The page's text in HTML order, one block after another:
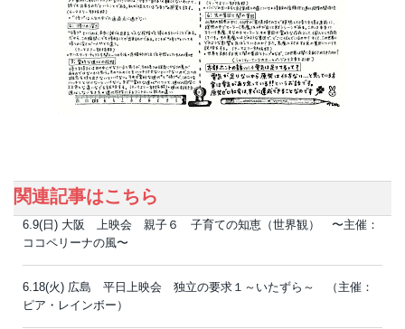
関連記事はこちら
6.9(日) 大阪 上映会 親子６ 子育ての知恵（世界観） 〜主催：
ココペリーナの風〜
6.18(火) 広島 平日上映会 独立の要求１～いたずら～ （主催：
ピア・レインボー）